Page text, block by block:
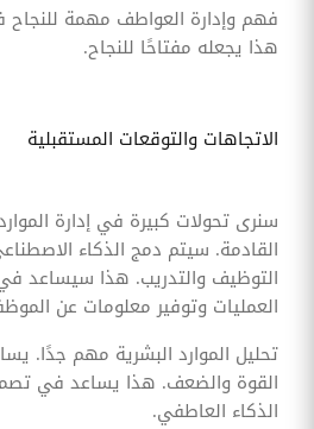
فهم وإدارة العواطف مهمة
هذا يجعله مفتاحًا للنجاح.
الاتجاهات والتوقعات المستقبلية
سنرى تحولات كبيرة في إدارة
القادمة. سيتم دمج الذكاء
التوظيف والتدريب. هذا سيساعد
العمليات وتوفير معلومات عن
تحليل الموارد البشرية مهم جدًا.
القوة والضعف. هذا يساعد في
الذكاء العاطفي.